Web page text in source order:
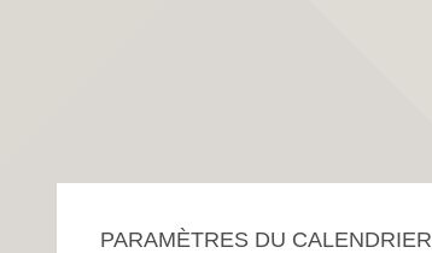
PARAMÈTRES DU CALENDRIER